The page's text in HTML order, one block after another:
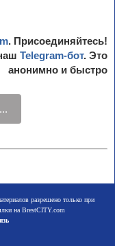
. Присоединяйтесь!
Telegram-бот. Это
анонимно и быстро
разрешено только при
на BrestCITY.com